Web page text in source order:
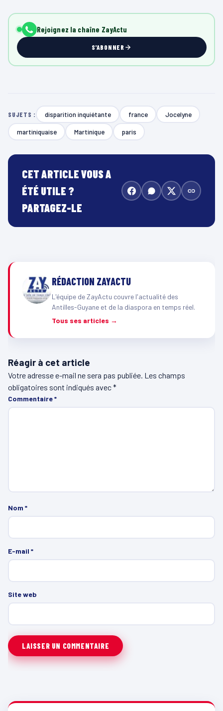
Rejoignez la chaîne ZayActu
S'ABONNER
SUJETS : disparition inquiétante france Jocelyne
martiniquaise Martinique paris
CET ARTICLE VOUS A
ÉTÉ UTILE ?
PARTAGEZ-LE
RÉDACTION ZAYACTU
L'équipe de ZayActu couvre l'actualité des
Antilles-Guyane et de la diaspora en temps réel.
Tous ses articles →
Réagir à cet article
Votre adresse e-mail ne sera pas publiée. Les champs
obligatoires sont indiqués avec*
Commentaire*
Nom *
E-mail *
Site web